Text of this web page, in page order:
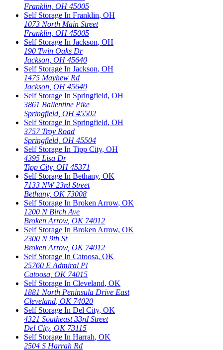
Franklin OH 45005
Self Storage In Franklin, OH
1073 North Main Street
Franklin OH 45005
Self Storage In Jackson, OH
190 Twin Oaks Dr
Jackson OH 45640
Self Storage In Jackson, OH
1475 Mayhew Rd
Jackson OH 45640
Self Storage In Springfield, OH
3861 Ballentine Pike
Springfield OH 45502
Self Storage In Springfield, OH
3757 Troy Road
Springfield OH 45504
Self Storage In Tipp City, OH
4395 Lisa Dr
Tipp City, OH 45371
Self Storage In Bethany, OK
7133 NW 23rd Street
Bethany, OK 73008
Self Storage In Broken Arrow, OK
1200 N Birch Ave
Broken Arrow, OK 74012
Self Storage In Broken Arrow, OK
2300 N 9th St
Broken Arrow, OK 74012
Self Storage In Catoosa, OK
25760 E Admiral Pl
Catoosa OK 74015
Self Storage In Cleveland, OK
1881 North Peninsula Drive East
Cleveland OK 74020
Self Storage In Del City, OK
4321 Southeast 33rd Street
Del City, OK 73115
Self Storage In Harrah, OK
2504 S Harrah Rd